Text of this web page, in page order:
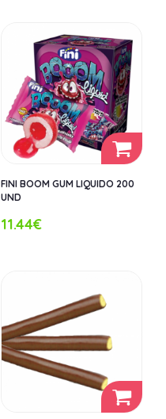
FINI BOOM GUM LIQUIDO 200
UND
11.44€